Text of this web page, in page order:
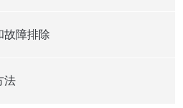
故障排除
法